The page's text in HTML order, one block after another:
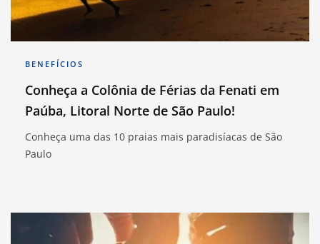
BENEFÍCIOS
Conheça a Colônia de Férias da Fenati em
Paúba, Litoral Norte de São Paulo!
Conheça uma das 10 praias mais paradisíacas de São
Paulo